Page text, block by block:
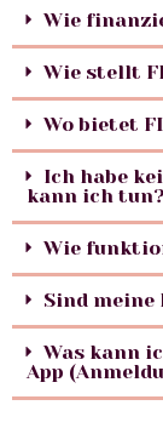
Wie
Wie stellt
Wo bietet
Ich habe
kann ich tun?
Wie
Sind meine
Was kann
App